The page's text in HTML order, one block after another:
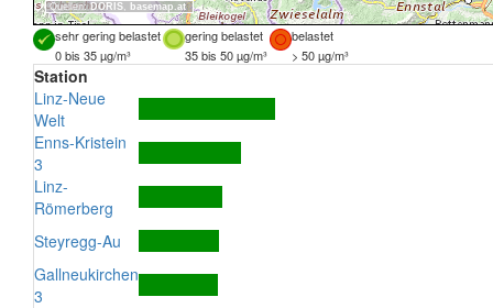
Quellen:DORIS, basemap.at
sehr gering belastet gering belastet
belastet
0 bis 35 µg/m³
35 bis 50 µg/m³ > 50 µg/m³
Station
Linz-Neue
Welt
Enns-Kristein
3
Linz-
Römerberg
Steyregg-Au
Gallneukirchen
3